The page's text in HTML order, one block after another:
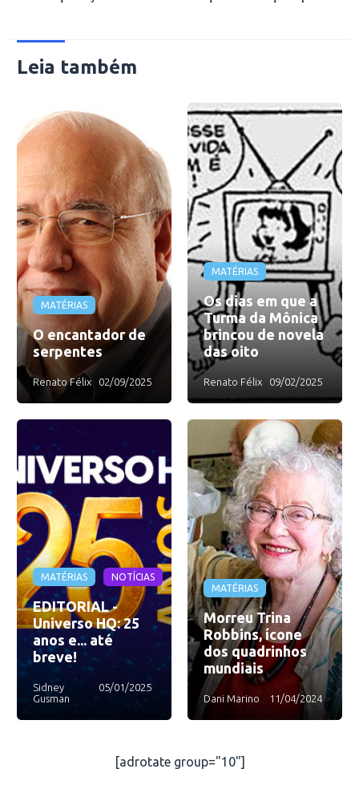
Leia também
MATÉRIAS
O encantador de
serpentes
Renato Félix 02/09/2025
MATÉRIAS
Os dias em que a
Turma da Mônica
brincou de novela
das oito
Renato Félix 09/02/2025
MATÉRIAS NOTÍCIAS
EDITORIAL -
Universo HQ: 25
anos e... até
breve!
Sidney
Gusman
05/01/2025
MATÉRIAS
Morreu Trina
Robbins, ícone
dos quadrinhos
mundiais
Dani Marino 11/04/2024
[adrotate group="10"]